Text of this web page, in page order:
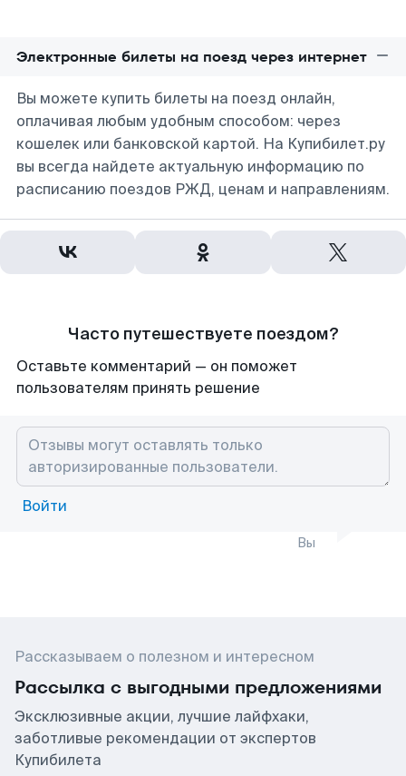
Электронные билеты на поезд через интернет
Вы можете купить билеты на поезд онлайн,
оплачивая любым удобным способом: через
кошелек или банковской картой. На Купибилет.ру
вы всегда найдете актуальную информацию по
расписанию поездов РЖД, ценам и направлениям.
Часто путешествуете поездом?
Оставьте комментарий — он поможет
пользователям принять решение
Войти
Вы
Рассказываем о полезном и интересном
Рассылка с выгодными предложениями
Эксклюзивные акции, лучшие лайфхаки,
заботливые рекомендации от экспертов
Купибилета